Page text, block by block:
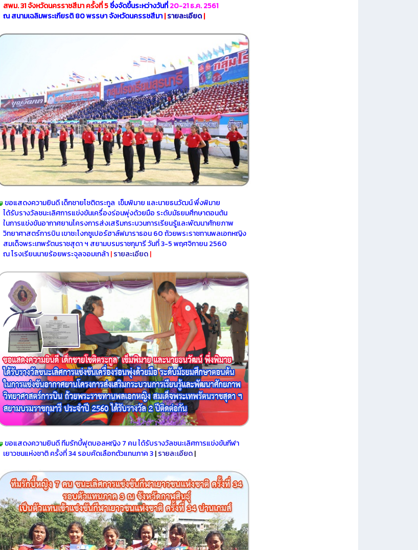
สพม. 31จังหวัดนครราชสีมา ครั้งที่ 5ซึ่งจัดขึ้นระหว่างวันที่20-21 ธ.ค. 2561
ณ สนามเฉลิมพระเกียรติ 80 พรรษา จังหวัดนครรชสีมา|รายละเอียด|
ขอแสดงความยินดี เด็กชายโชติตระกูล เข็มพิมาย และนายธนวัฒน์ พึ่งพิมาย
ได้รับรางวัลชนะเลิศการแข่งขันเครื่องร่อนพุ่งด้วยมือ ระดับมัธยมศึกษาตอนต้น
ในการแข่งขันอากาศยานโครงการส่งเสริมกระบวนการเรียนรู้และพัฒนาศักยภาพ
วิทยาศาสตร์การบิน เขาชะโงกซูเปอร์ฮาล์ฟมาราธอน 60 ถ้วยพระราชทานพลเอกหญิง
สมเด็จพระเทพรัตนราชสุดา ฯ สยามบรมราชกุมารี วันที่ 3-5 พฤศจิกายน 2560
ณ โรงเรียนนายร้อยพระจุลจอมเกล้า|รายละเอียด|
ขอแสดงความยินดี ทีมรักบี้ฟุตบอลหญิง 7 คน ได้รับรางวัลชนะเลิศการแข่งขันกีฬา
เยาวชนแห่งชาติ ครั้งที่ 34 รอบคัดเลือกตัวแทนภาค 3|รายละเอียด|